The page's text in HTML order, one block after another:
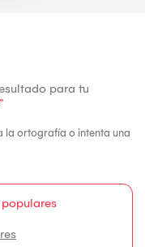
para tu
la ortografía o intenta una